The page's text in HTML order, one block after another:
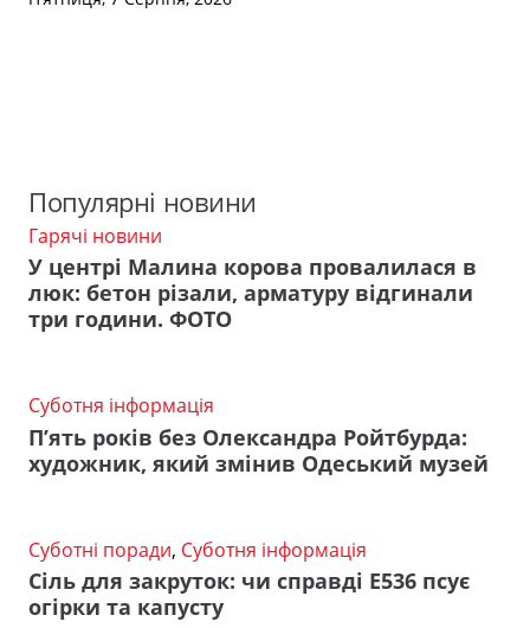
Популярні новини
Гарячі новини
У центрі Малина корова провалилася в
люк: бетон різали, арматуру відгинали
три години. ФОТО
Суботня інформація
П’ять років без Олександра Ройтбурда:
художник, який змінив Одеський музей
Суботні поради, Суботня інформація
Сіль для закруток: чи справді Е536 псує
огірки та капусту